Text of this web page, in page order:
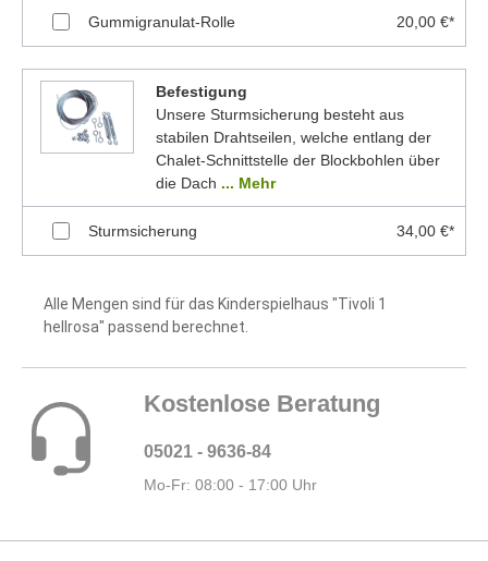
Gummigranulat-Rolle 20,00 €*
Befestigung
Unsere Sturmsicherung besteht aus
stabilen Drahtseilen, welche entlang der
Chalet-Schnittstelle der Blockbohlen über
die Dach ... Mehr
Sturmsicherung 34,00 €*
Alle Mengen sind für das Kinderspielhaus "Tivoli 1
hellrosa" passend berechnet.
Kostenlose Beratung
05021 - 9636-84
Mo-Fr: 08:00 - 17:00 Uhr